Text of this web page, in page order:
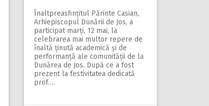
Înaltpreasfințitul Părinte Casian,
Arhiepiscopul Dunării de Jos, a
participat marți, 12 mai, la
celebrarea mai multor repere de
înaltă ținută academică și de
performan­ță ale comunității de la
Dunărea de Jos. După ce a fost
prezent la festivitatea dedicată
prof….